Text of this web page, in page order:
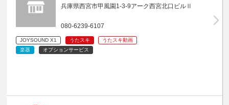
兵庫県西宮市甲風園1-3-9アーク西宮北口ビルⅡ
080-6239-6107
JOYSOUND X1 うたスキ
うたスキ動画
楽器
オプションサービス